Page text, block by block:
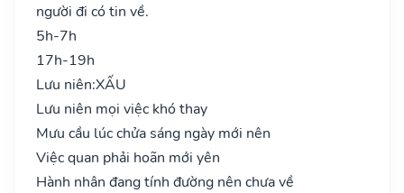
người đi có tin về.
5h-7h
17h-19h
Lưu niên:XẤU
Lưu niên mọi việc khó thay
Mưu cầu lúc chửa sáng ngày mới nên
Việc quan phải hoãn mới yên
Hành nhân đang tính đường nên chưa về